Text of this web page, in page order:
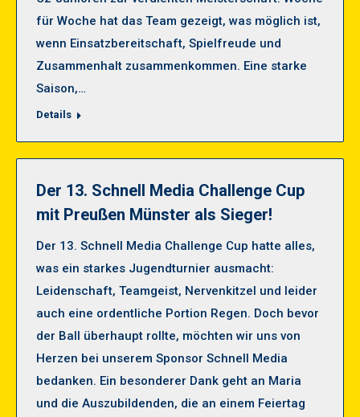
für Woche hat das Team gezeigt, was möglich ist,
wenn Einsatzbereitschaft, Spielfreude und
Zusammenhalt zusammenkommen. Eine starke
Saison,…
Details
Der 13. Schnell Media Challenge Cup
mit Preußen Münster als Sieger!
Der 13. Schnell Media Challenge Cup hatte alles,
was ein starkes Jugendturnier ausmacht:
Leidenschaft, Teamgeist, Nervenkitzel und leider
auch eine ordentliche Portion Regen. Doch bevor
der Ball überhaupt rollte, möchten wir uns von
Herzen bei unserem Sponsor Schnell Media
bedanken. Ein besonderer Dank geht an Maria
und die Auszubildenden, die an einem Feiertag